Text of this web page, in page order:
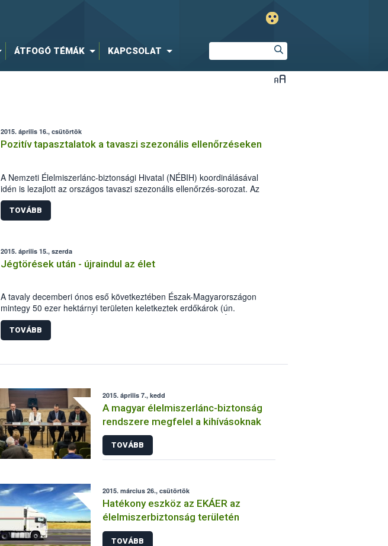
ÁTFOGÓ TÉMÁK KAPCSOLAT
2015. április 16., csütörtök
Pozitív tapasztalatok a tavaszi szezonális ellenőrzéseken
A Nemzeti Élelmiszerlánc-biztonsági Hivatal (NÉBIH) koordinálásával
idén is lezajlott az országos tavaszi szezonális ellenőrzés-sorozat. Az
élelmiszerlánc-biztonsági szakemberek szűk egy hónap alatt több mint 3
800 ellenőrzést végeztek, 69 alkalommal figyelmeztetést és mintegy 150
esetben bírságot szabtak ki.
TOVÁBB
2015. április 15., szerda
Jégtörések után - újraindul az élet
A tavaly decemberi ónos eső következtében Észak-Magyarországon
mintegy 50 ezer hektárnyi területen keletkeztek erdőkárok (ún.
jégtörések). A Nemzeti Élelmiszerlánc-biztonsági Hivatal (NÉBIH)
munkatársai alapszintű származási kísérlet ültetésével segítették a
helyreállítást a Börzsönyben az Ipoly Erdő Zrt. Diósjenő Erdészeténél.
TOVÁBB
2015. április 7., kedd
A magyar élelmiszerlánc-biztonság
rendszere megfelel a kihívásoknak
TOVÁBB
2015. március 26., csütörtök
Hatékony eszköz az EKÁER az
élelmiszerbiztonság területén
TOVÁBB